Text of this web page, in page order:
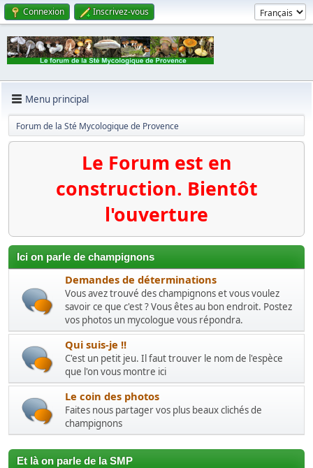
Connexion Inscrivez-vous
Menu principal
Forum de la Sté Mycologique de Provence
Le Forum est en
construction. Bientôt
l'ouverture
Ici on parle de champignons
Demandes de déterminations
Vous avez trouvé des champignons et vous voulez
savoir ce que c'est ? Vous êtes au bon endroit. Postez
vos photos un mycologue vous répondra.
Qui suis-je !!
C'est un petit jeu. Il faut trouver le nom de l'espèce
que l'on vous montre ici
Le coin des photos
Faites nous partager vos plus beaux clichés de
champignons
Et là on parle de la SMP